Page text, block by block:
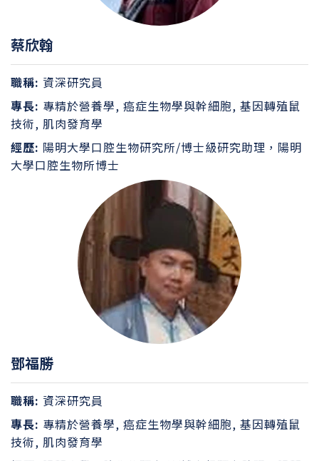
蔡欣翰
職稱: 資深研究員
專長: 專精於營養學, 癌症生物學與幹細胞, 基因轉殖鼠
技術, 肌肉發育學
經歷: 陽明大學口腔生物研究所/博士級研究助理，陽明
大學口腔生物所博士
鄧福勝
職稱: 資深研究員
專長: 專精於營養學, 癌症生物學與幹細胞, 基因轉殖鼠
技術, 肌肉發育學